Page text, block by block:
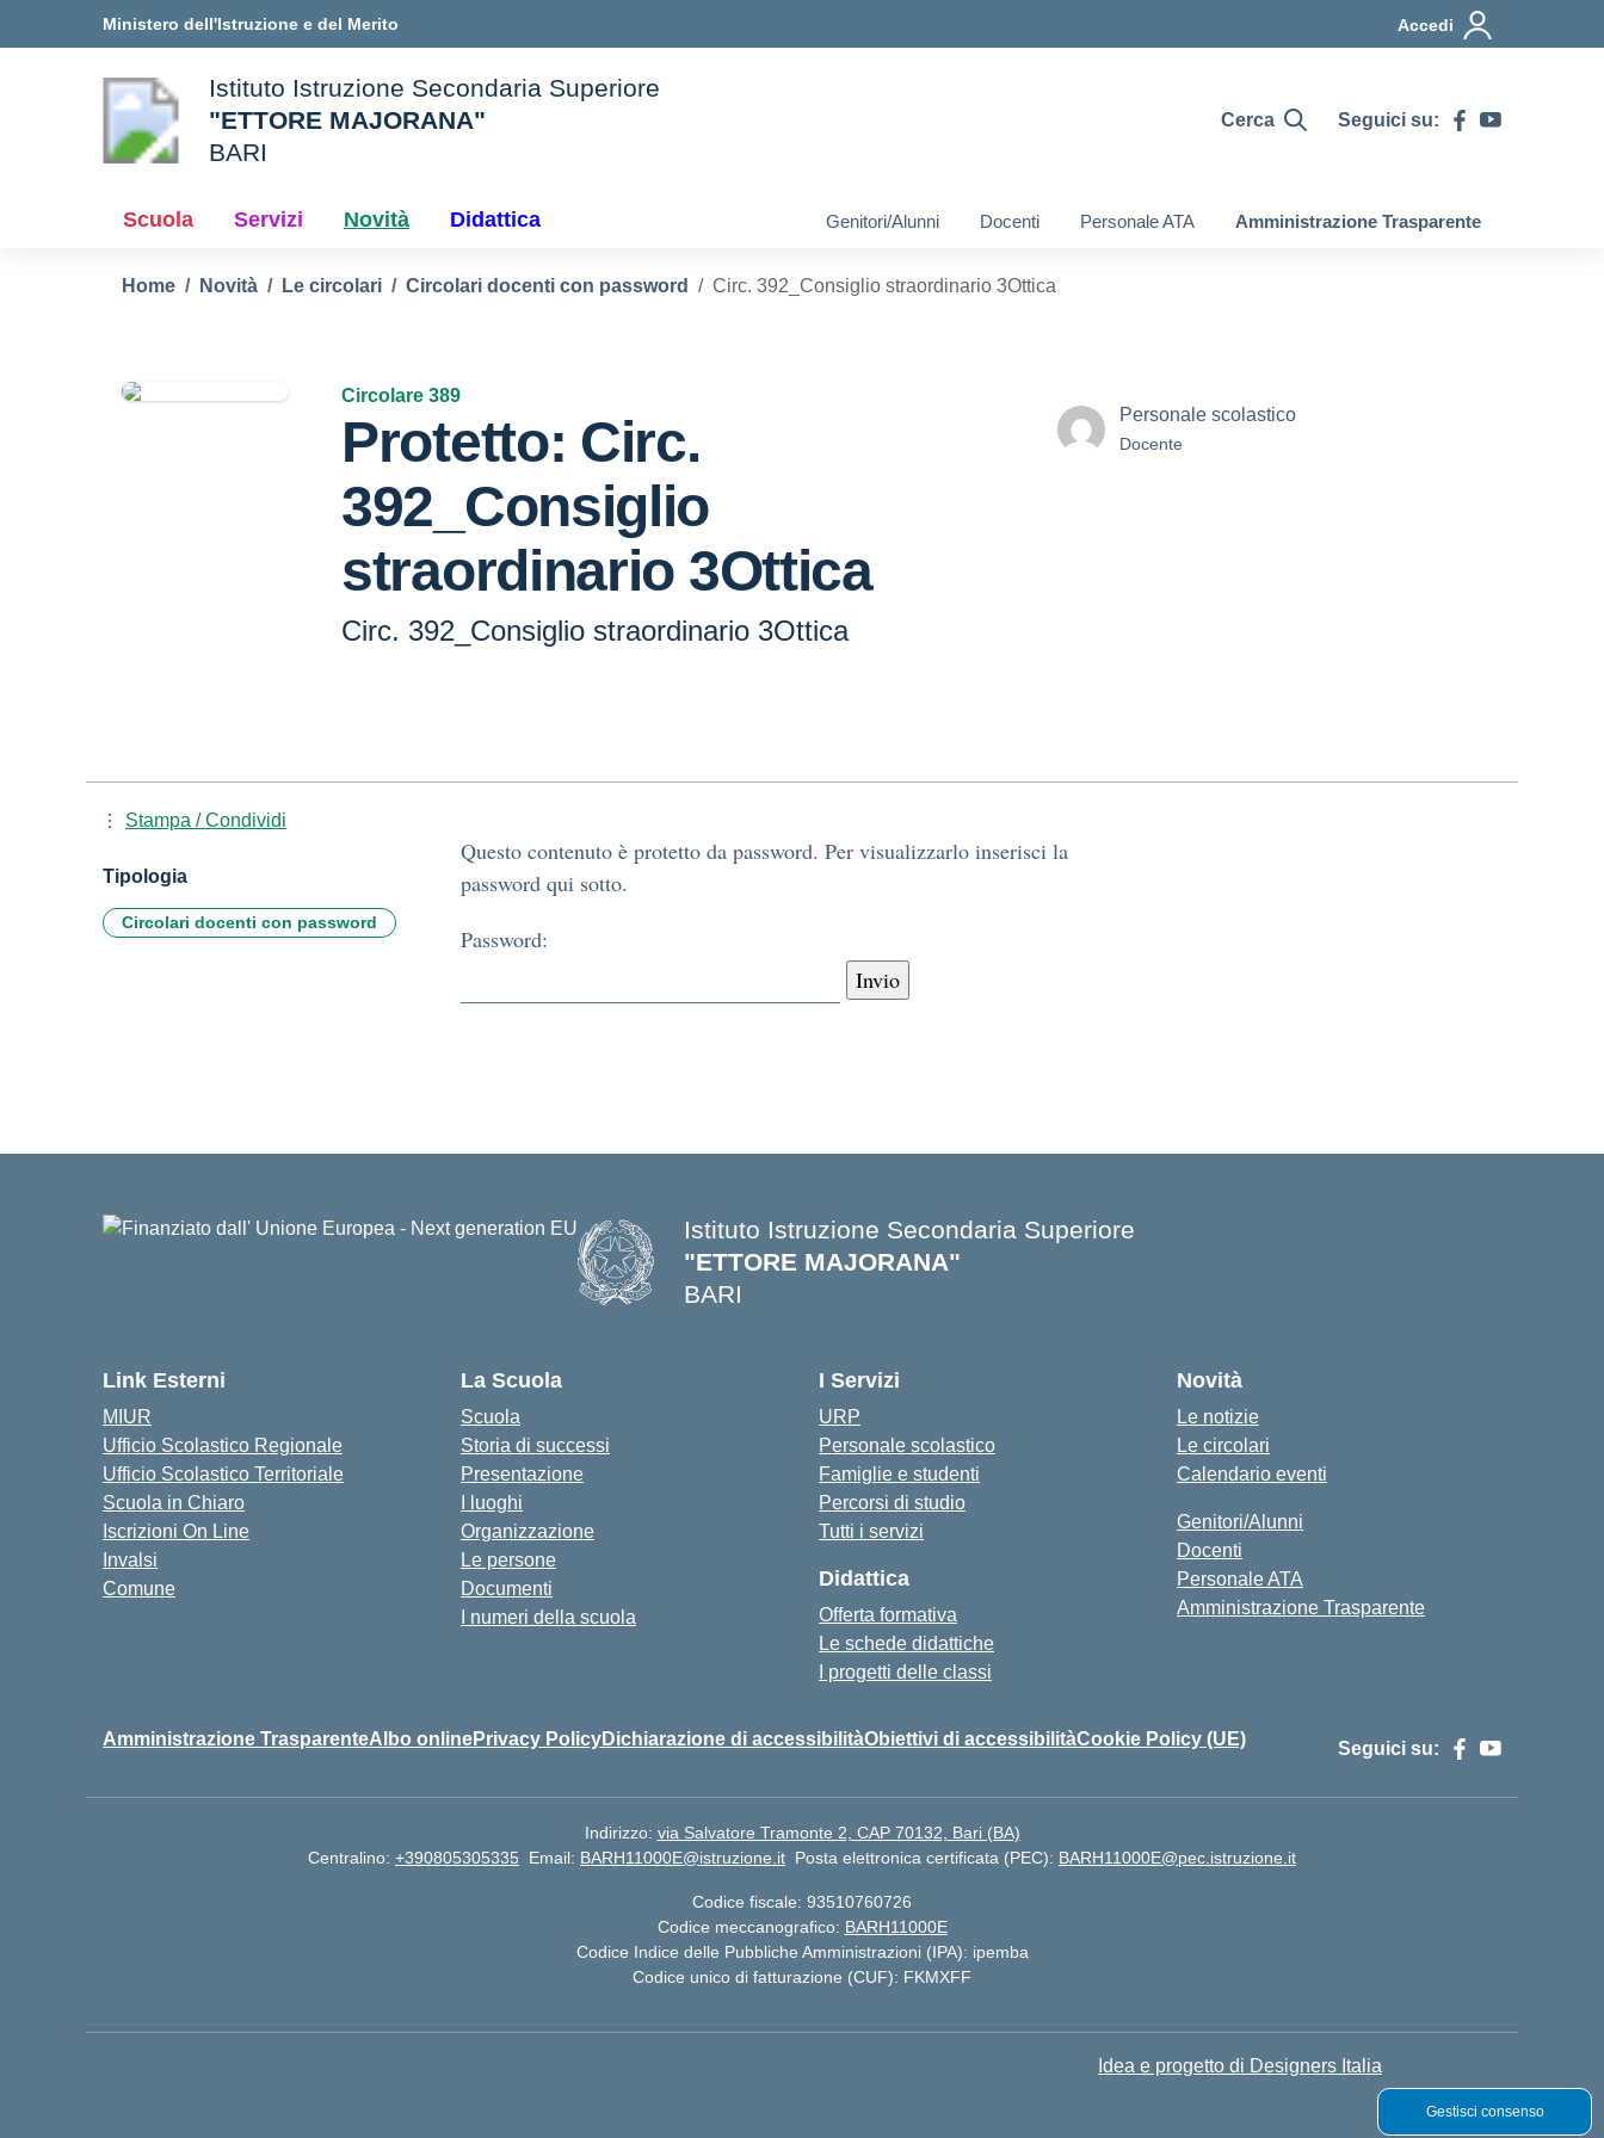
Ministero dell'Istruzione e del Merito Accedi
scuola
Istituto Istruzione Secondaria Superiore
"ETTORE MAJORANA"
BARI
Cerca Seguici su:
Scuola Servizi Novità Didattica Genitori/Alunni Docenti Personale ATA Amministrazione Trasparente
Home Novità Le circolari Circolari docenti con password Circ. 392_Consiglio straordinario 3Ottica
Circolare 389
Protetto: Circ.
392_Consiglio
straordinario 3Ottica
Circ. 392_Consiglio straordinario 3Ottica
Personale scolastico
Docente
Questo contenuto è protetto da password. Per visualizzarlo inserisci la
password qui sotto.
Password:
Stampa / Condividi
Tipologia
Circolari docenti con password
Istituto Istruzione Secondaria Superiore
"ETTORE MAJORANA"
BARI
Link Esterni
MIUR
Ufficio Scolastico Regionale
Ufficio Scolastico Territoriale
Scuola in Chiaro
Iscrizioni On Line
Invalsi
Comune
La Scuola
Scuola
Storia di successi
Presentazione
I luoghi
Organizzazione
Le persone
Documenti
I numeri della scuola
I Servizi
URP
Personale scolastico
Famiglie e studenti
Percorsi di studio
Tutti i servizi
Didattica
Offerta formativa
Le schede didattiche
I progetti delle classi
Novità
Le notizie
Le circolari
Calendario eventi
Genitori/Alunni
Docenti
Personale ATA
Amministrazione Trasparente
Amministrazione TrasparenteAlbo onlinePrivacy PolicyDichiarazione di accessibilitàObiettivi di accessibilitàCookie Policy (UE) Seguici su:
Indirizzo: via Salvatore Tramonte 2, CAP 70132, Bari (BA)
Centralino: +390805305335 Email: BARH11000E@istruzione.it Posta elettronica certificata (PEC): BARH11000E@pec.istruzione.it
Codice fiscale: 93510760726
Codice meccanografico: BARH11000E
Codice Indice delle Pubbliche Amministrazioni (IPA): ipemba
Codice unico di fatturazione (CUF): FKMXFF
Idea e progetto di Designers Italia
Gestisci consenso